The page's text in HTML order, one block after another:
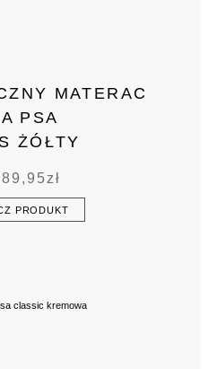
MATERAC
PSA
ŻÓŁTY
zł
PRODUKT